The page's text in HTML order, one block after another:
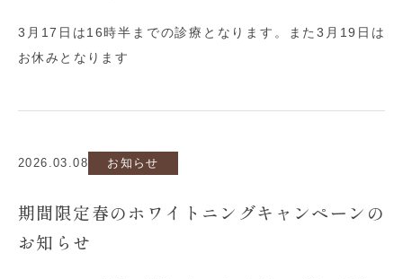
3月17日は16時半までの診療となります。また3月19日は
お休みとなります
2026.03.08 お知らせ
期間限定春のホワイトニングキャンペーンの
お知らせ